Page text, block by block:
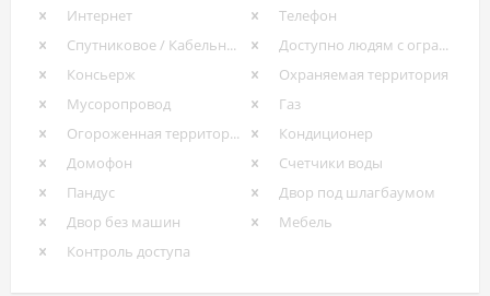
Интернет
Телефон
Спутниковое / Кабельное ТВ
Доступно людям с ограниченными возможностями
Консьерж
Охраняемая территория
Мусоропровод
Газ
Огороженная территория
Кондиционер
Домофон
Счетчики воды
Пандус
Двор под шлагбаумом
Двор без машин
Мебель
Контроль доступа